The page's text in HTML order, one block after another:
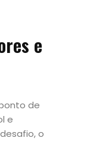
e
de
e
o